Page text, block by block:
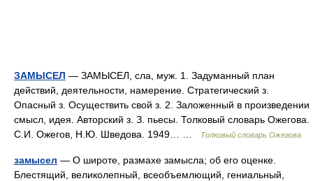
ЗАМЫСЕЛ — ЗАМЫСЕЛ, сла, муж. 1. Задуманный план
действий, деятельности, намерение. Стратегический з.
Опасный з. Осуществить свой з. 2. Заложенный в произведении
смысл, идея. Авторский з. З. пьесы. Толковый словарь Ожегова.
С.И. Ожегов, Н.Ю. Шведова. 1949… …
Толковый словарь Ожегова
замысел — О широте, размахе замысла; об его оценке.
Блестящий, великолепный, всеобъемлющий, гениальный,